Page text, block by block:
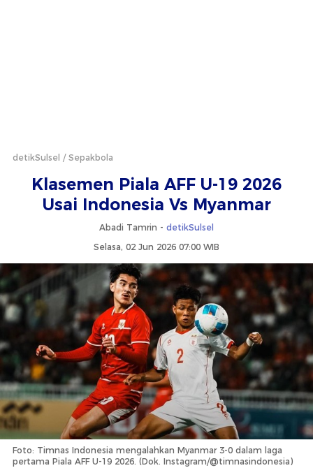
detikSulsel Sepakbola
Klasemen Piala AFF U-19 2026
Usai Indonesia Vs Myanmar
Abadi Tamrin - detikSulsel
Selasa, 02 Jun 2026 07:00 WIB
Foto: Timnas Indonesia mengalahkan Myanmar 3-0 dalam laga
pertama Piala AFF U-19 2026. (Dok. Instagram/@timnasindonesia)